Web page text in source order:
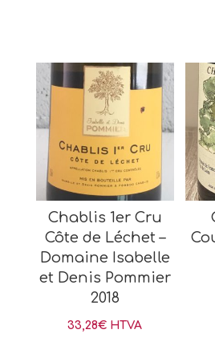
Chablis 1er Cru
Côte de Léchet –
Domaine Isabelle
et Denis Pommier
2018
33,28€ HTVA